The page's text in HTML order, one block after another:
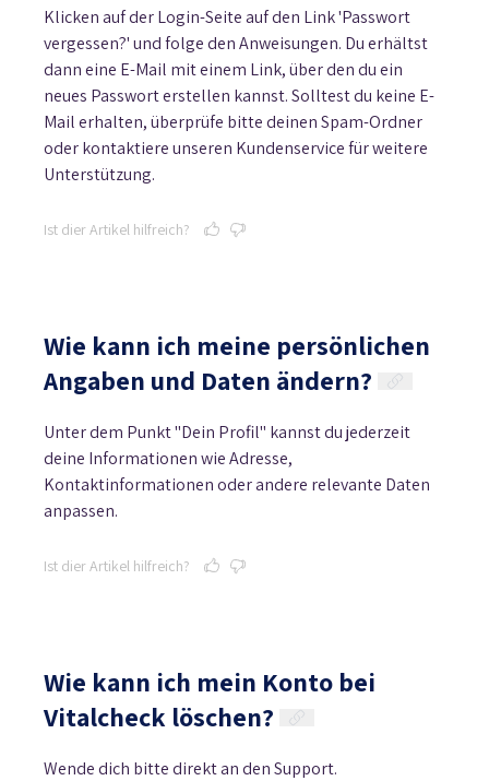
Klicken auf der Login-Seite auf den Link 'Passwort
vergessen?' und folge den Anweisungen. Du erhältst
dann eine E-Mail mit einem Link, über den du ein
neues Passwort erstellen kannst. Solltest du keine E-
Mail erhalten, überprüfe bitte deinen Spam-Ordner
oder kontaktiere unseren Kundenservice für weitere
Unterstützung.
Ist dier Artikel hilfreich?
Wie kann ich meine persönlichen
Angaben und Daten ändern?
Unter dem Punkt "Dein Profil" kannst du jederzeit
deine Informationen wie Adresse,
Kontaktinformationen oder andere relevante Daten
anpassen.
Ist dier Artikel hilfreich?
Wie kann ich mein Konto bei
Vitalcheck löschen?
Wende dich bitte direkt an den Support.